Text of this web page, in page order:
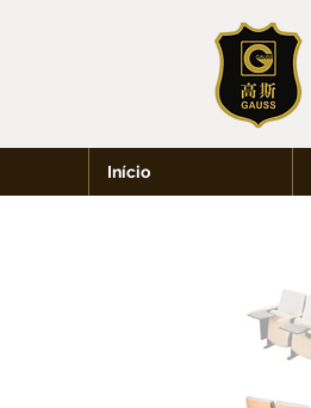
Início